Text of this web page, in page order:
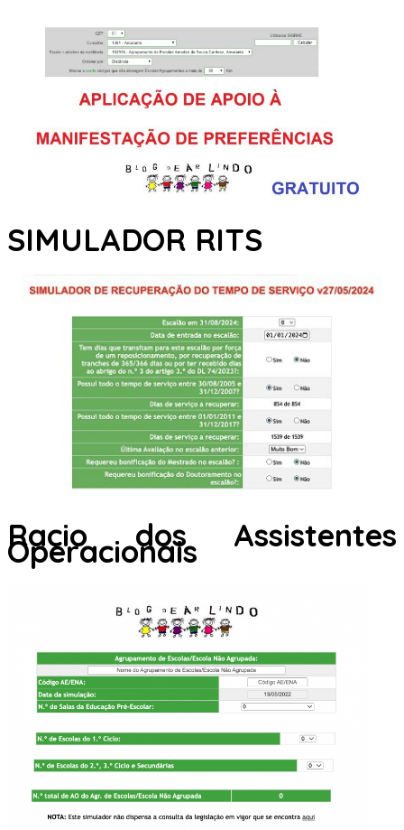
SIMULADOR RITS
Racio dos Assistentes
Operacionais